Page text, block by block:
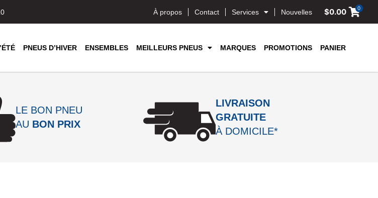
À propos Contact Services Nouvelles $0.00 0
PNEUS D’HIVER ENSEMBLES MEILLEURS PNEUS MARQUES PROMOTIONS PANIER
LE BON PNEU
AU BON PRIX
LIVRAISON
GRATUITE
À DOMICILE*